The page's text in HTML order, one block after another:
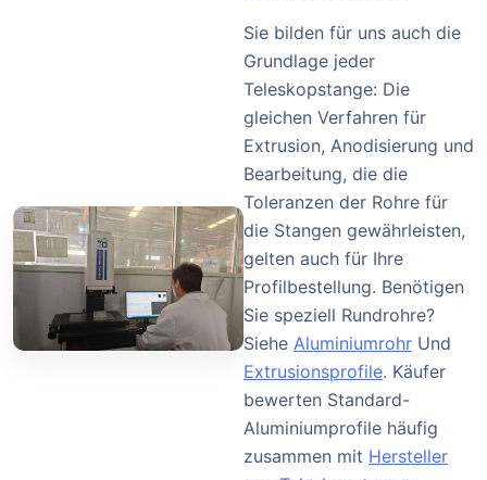
Sie bilden für uns auch die
Grundlage jeder
Teleskopstange: Die
gleichen Verfahren für
Extrusion, Anodisierung und
Bearbeitung, die die
Toleranzen der Rohre für
die Stangen gewährleisten,
gelten auch für Ihre
Profilbestellung. Benötigen
Sie speziell Rundrohre?
Siehe Aluminiumrohr Und
Extrusionsprofile. Käufer
bewerten Standard-
Aluminiumprofile häufig
zusammen mit Hersteller